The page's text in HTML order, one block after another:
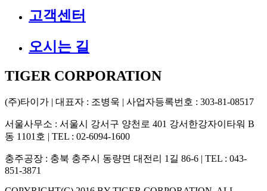
고객센터
오시는 길
TIGER CORPORATION
(주)타이가 | 대표자 : 조병욱 | 사업자등록번호 : 303-81-08517
서울사무소 : 서울시 강서구 양천로 401 강서한강자이타워 B
동 1101호 | TEL : 02-6094-1600
충주공장 : 충북 충주시 동량면 대전리 1길 86-6 | TEL : 043-
851-3871